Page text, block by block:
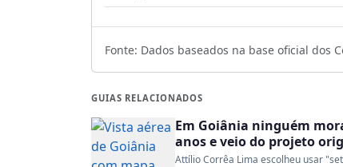
Fonte: Dados baseados na base oficial dos
GUIAS RELACIONADOS
Em Goiânia ninguém
anos e veio do projeto
Attílio Corrêa Lima escolheu usar